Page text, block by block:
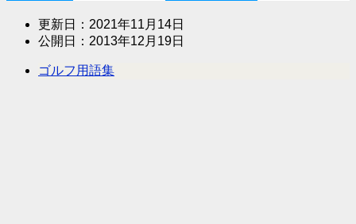
更新日： 2021年11月14日
公開日： 2013年12月19日
ゴルフ用語集